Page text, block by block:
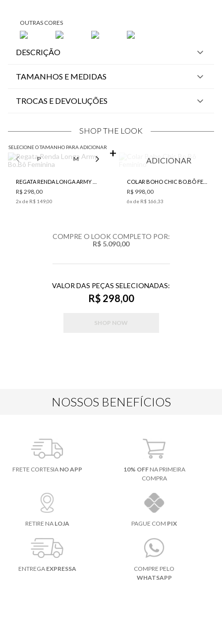
DESCRIÇÃO
TAMANHOS E MEDIDAS
TROCAS E DEVOLUÇÕES
SHOP THE LOOK
SELECIONE O TAMANHO PARA ADICIONAR
P M G
R$ 298,00
2x de R$ 149,00
ADICIONAR
R$ 998,00
6x de R$ 166,33
COMPRE O LOOK COMPLETO POR:
R$ 5.090,00
VALOR DAS PEÇAS SELECIONADAS:
R$ 298,00
SHOP NOW
NOSSOS BENEFÍCIOS
FRETE CORTESIA NO APP 10% OFFNA PRIMEIRA
COMPRA
RETIRE NA LOJA PAGUE COM PIX
ENTREGA EXPRESSA
COMPRE PELO
WHATSAPP